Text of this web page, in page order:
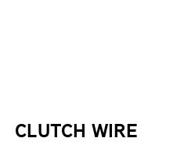
CLUTCH WIRE